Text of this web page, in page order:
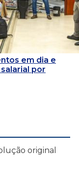
em dia e
por
original